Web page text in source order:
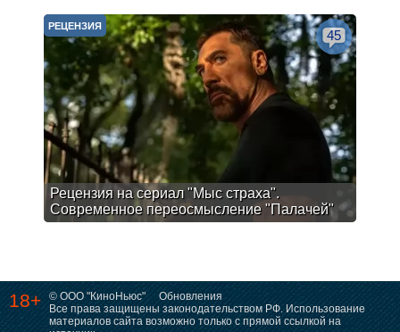
Рецензия на сериал "Мыс страха".
Современное переосмысление "Палачей"
РЕЦЕНЗИЯ
45
18+ © ООО "КиноНьюс"
Обновления
Все права защищены законодательством РФ. Использование
материалов сайта возможно только с прямой ссылкой на